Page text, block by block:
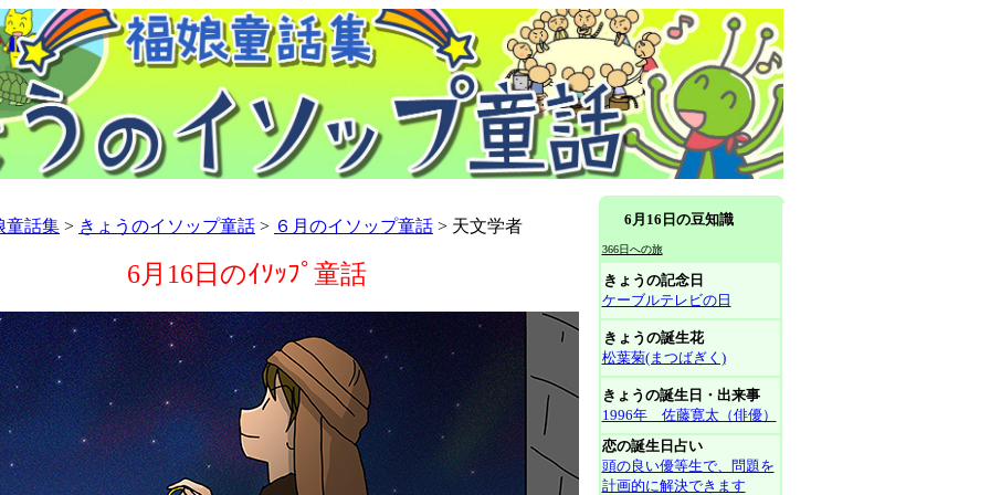
童話集 > きょうのイソップ童話 > ６月のイソップ童話 > 天文学者
6月16日のｲｿｯﾌﾟ童話
6月16日の豆知識
366日への旅
きょうの記念日
ケーブルテレビの日
きょうの誕生花
松葉菊(まつばぎく)
きょうの誕生日・出来事
1996年 佐藤寛太（俳優）
恋の誕生日占い
頭の良い優等生で、問題を
計画的に解決できます